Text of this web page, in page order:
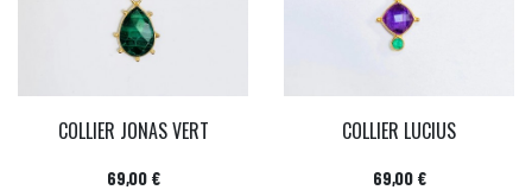
COLLIER JONAS VERT
Prix
69,00 €
COLLIER LUCIUS
Prix
69,00 €